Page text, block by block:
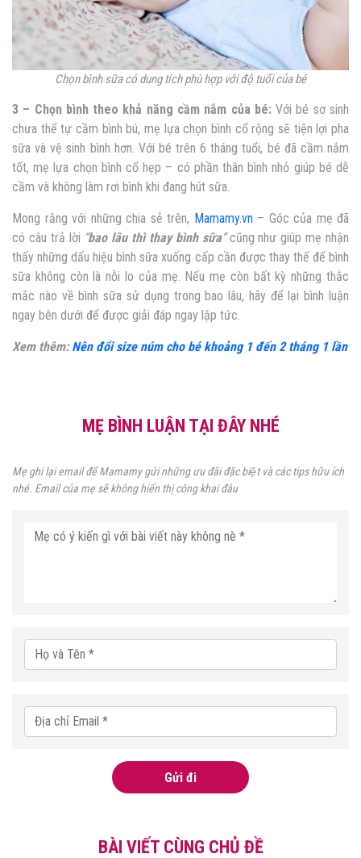
Chọn bình sữa có dung tích phù hợp với độ tuổi của bé
3 – Chọn bình theo khả năng cầm nắm của bé:Với bé sơ sinh
chưa thể tự cầm bình bú, mẹ lựa chọn bình cổ rộng sẽ tiện lợi pha
sữa và vệ sinh bình hơn. Với bé trên 6 tháng tuổi, bé đã cầm nắm
tốt, mẹ lựa chọn bình cổ hẹp – có phần thân bình nhỏ giúp bé dễ
cầm và không làm rơi bình khi đang hút sữa.
Mong rằng với những chia sẻ trên, Mamamy.vn – Góc của mẹ đã
có câu trả lời “bao lâu thì thay bình sữa”cũng như giúp mẹ nhận
thấy những dấu hiệu bình sữa xuống cấp cần được thay thế để bình
sữa không còn là nỗi lo của mẹ. Nếu mẹ còn bất kỳ những thắc
mắc nào vềbình sữa sử dụng trong bao lâu, hãy để lại bình luận
ngay bên dưới để được giải đáp ngay lập tức.
Xem thêm:Nên đổi size núm cho bé khoảng 1 đến 2 tháng 1 lần
MẸ BÌNH LUẬN TẠI ĐÂY NHÉ
Mẹ ghi lại email để Mamamy gửi những ưu đãi đặc biệt và các tips hữu ích
nhé. Email của mẹ sẽ không hiển thị công khai đâu
Gửi đi
BÀI VIẾT CÙNG CHỦ ĐỀ